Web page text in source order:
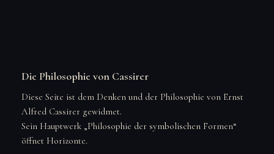
Die Philosophie von Cassirer
Diese Seite ist dem Denken und der Philosophie von Ernst
Alfred Cassirer gewidmet.
Sein Hauptwerk „Philosophie der symbolischen Formen“
öffnet Horizonte.